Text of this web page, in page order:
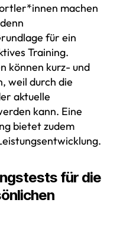
machen
für ein
Training.
können kurz- und
weil durch die
aktuelle
kann. Eine
bietet zudem
für die